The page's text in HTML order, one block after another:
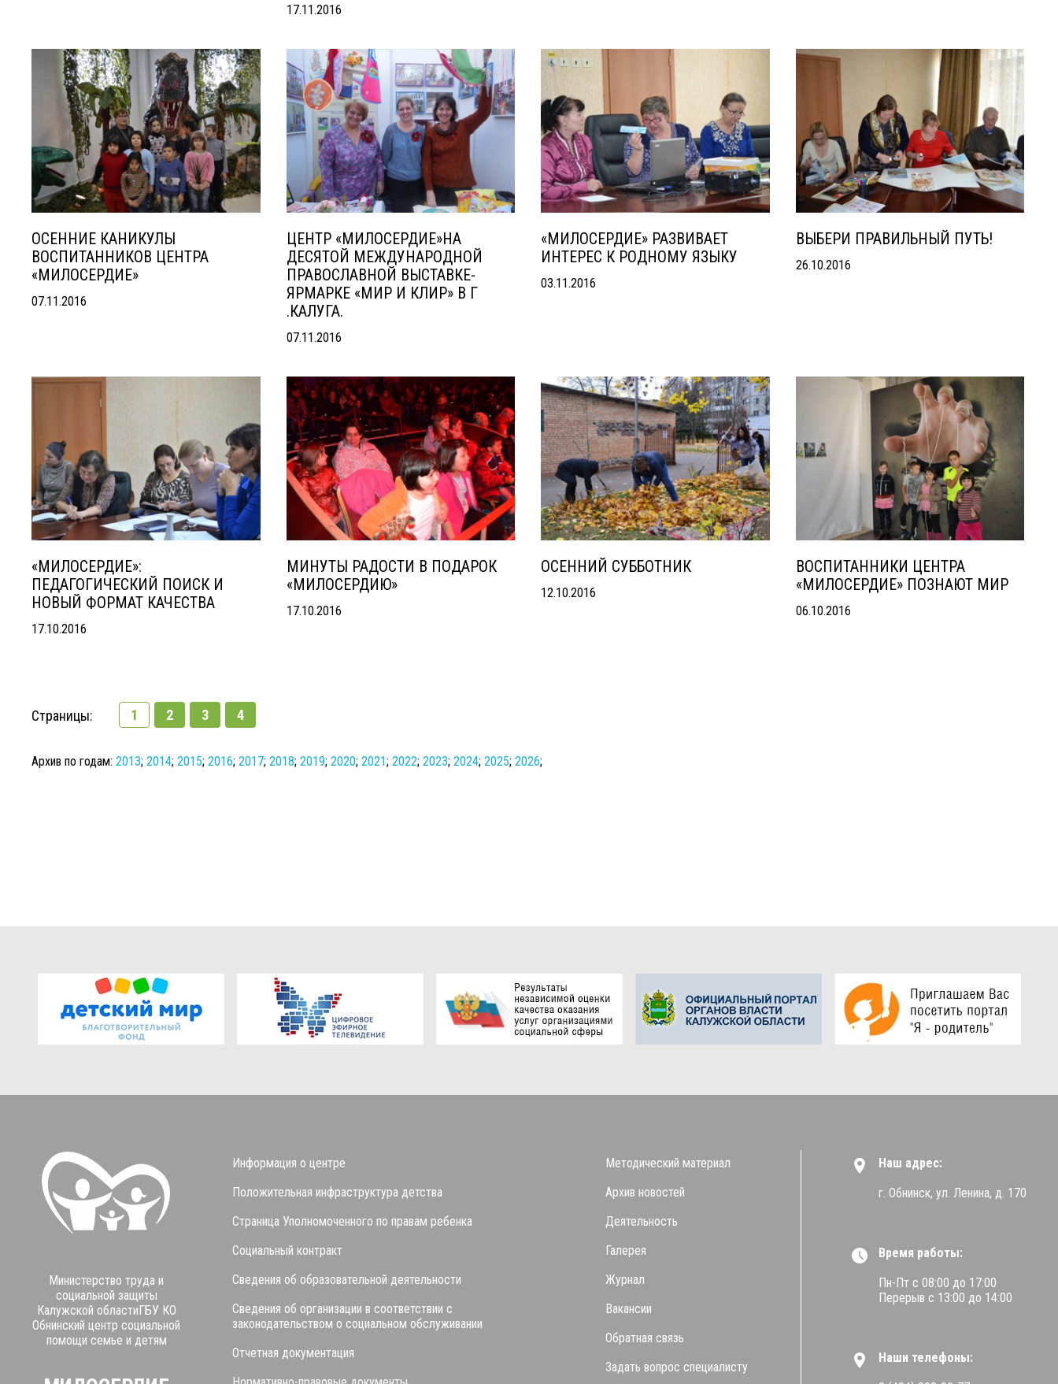
17.11.2016
ОСЕННИЕ КАНИКУЛЫ
ВОСПИТАННИКОВ ЦЕНТРА
«МИЛОСЕРДИЕ»
07.11.2016
ЦЕНТР «МИЛОСЕРДИЕ»НА
ДЕСЯТОЙ МЕЖДУНАРОДНОЙ
ПРАВОСЛАВНОЙ ВЫСТАВКЕ-
ЯРМАРКЕ «МИР И КЛИР» В Г
.КАЛУГА.
07.11.2016
«МИЛОСЕРДИЕ» РАЗВИВАЕТ
ИНТЕРЕС К РОДНОМУ ЯЗЫКУ
03.11.2016
ВЫБЕРИ ПРАВИЛЬНЫЙ ПУТЬ!
26.10.2016
«МИЛОСЕРДИЕ»:
ПЕДАГОГИЧЕСКИЙ ПОИСК И
НОВЫЙ ФОРМАТ КАЧЕСТВА
17.10.2016
МИНУТЫ РАДОСТИ В ПОДАРОК
«МИЛОСЕРДИЮ»
17.10.2016
ОСЕННИЙ СУББОТНИК
12.10.2016
ВОСПИТАННИКИ ЦЕНТРА
«МИЛОСЕРДИЕ» ПОЗНАЮТ МИР
06.10.2016
Страницы: 1 2 3 4
Архив по годам: 2013; 2014; 2015; 2016; 2017; 2018; 2019; 2020; 2021; 2022; 2023; 2024; 2025; 2026;
Министерство труда и
социальной защиты
Калужской областиГБУ КО
Обнинский центр социальной
помощи семье и детям
Информация о центре
Положительная инфраструктура детства
Страница Уполномоченного по правам ребенка
Социальный контракт
Сведения об образовательной деятельности
Сведения об организации в соответствии с
законодательством о социальном обслуживании
Отчетная документация
Методический материал
Архив новостей
Деятельность
Галерея
Журнал
Вакансии
Обратная связь
Задать вопрос специалисту
Наш адрес:
г. Обнинск, ул. Ленина, д. 170
Время работы:
Пн-Пт с 08:00 до 17:00
Перерыв с 13:00 до 14:00
Наши телефоны: